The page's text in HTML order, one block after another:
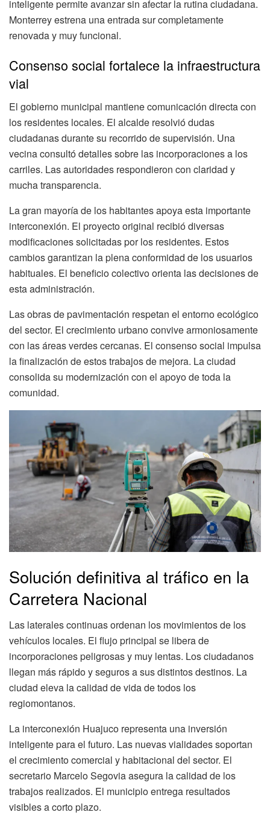
inteligente permite avanzar sin afectar la rutina ciudadana.
Monterrey estrena una entrada sur completamente
renovada y muy funcional.
Consenso social fortalece la infraestructura
vial
El gobierno municipal mantiene comunicación directa con
los residentes locales. El alcalde resolvió dudas
ciudadanas durante su recorrido de supervisión. Una
vecina consultó detalles sobre las incorporaciones a los
carriles. Las autoridades respondieron con claridad y
mucha transparencia.
La gran mayoría de los habitantes apoya esta importante
interconexión. El proyecto original recibió diversas
modificaciones solicitadas por los residentes. Estos
cambios garantizan la plena conformidad de los usuarios
habituales. El beneficio colectivo orienta las decisiones de
esta administración.
Las obras de pavimentación respetan el entorno ecológico
del sector. El crecimiento urbano convive armoniosamente
con las áreas verdes cercanas. El consenso social impulsa
la finalización de estos trabajos de mejora. La ciudad
consolida su modernización con el apoyo de toda la
comunidad.
Solución definitiva al tráfico en la
Carretera Nacional
Las laterales continuas ordenan los movimientos de los
vehículos locales. El flujo principal se libera de
incorporaciones peligrosas y muy lentas. Los ciudadanos
llegan más rápido y seguros a sus distintos destinos. La
ciudad eleva la calidad de vida de todos los
regiomontanos.
La interconexión Huajuco representa una inversión
inteligente para el futuro. Las nuevas vialidades soportan
el crecimiento comercial y habitacional del sector. El
secretario Marcelo Segovia asegura la calidad de los
trabajos realizados. El municipio entrega resultados
visibles a corto plazo.